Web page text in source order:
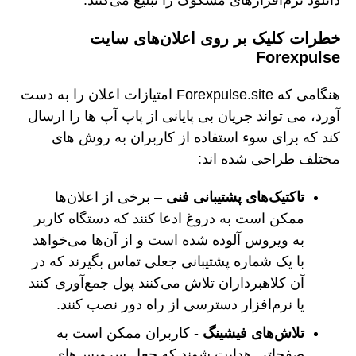
خطرات کلیک بر روی اعلان‌های سایت
Forexpulse
هنگامی که Forexpulse.site امتیازات اعلان را به دست
آورد، می تواند جریان بی پایانی از پاپ آپ ها را ارسال
کند که برای سوء استفاده از کاربران به روش های
مختلف طراحی شده اند:
تاکتیک‌های پشتیبانی فنی – برخی از اعلان‌ها
ممکن است به دروغ ادعا کنند که دستگاه کاربر
به ویروس آلوده شده است و از آن‌ها می‌خواهد
با یک شماره پشتیبانی جعلی تماس بگیرند که در
آن کلاهبرداران تلاش می‌کنند پول جمع‌آوری کنند
یا نرم‌افزار دسترسی از راه دور نصب کنند.
تلاش‌های فیشینگ - کاربران ممکن است به